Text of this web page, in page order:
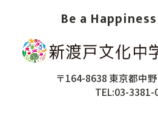
Be a
〒164-8638 東京都中
TEL:03-3381-